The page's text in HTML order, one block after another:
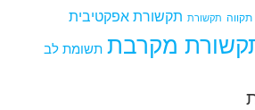
תקווה תקשורת תקשורת אפקטיבית
מקרבת תשומת לב